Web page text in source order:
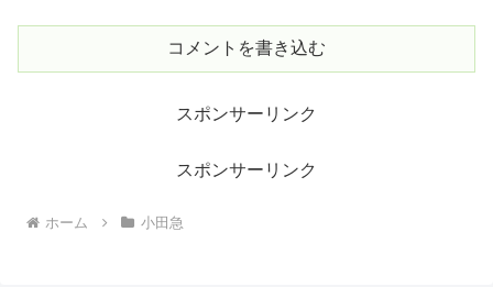
コメントを書き込む
スポンサーリンク
スポンサーリンク
ホーム 小田急